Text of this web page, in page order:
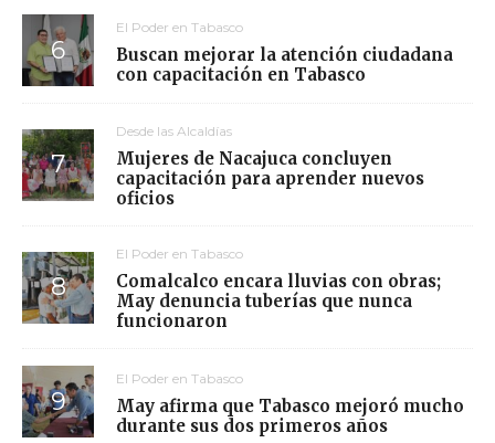
El Poder en Tabasco
Buscan mejorar la atención ciudadana
con capacitación en Tabasco
Desde las Alcaldías
Mujeres de Nacajuca concluyen
capacitación para aprender nuevos
oficios
El Poder en Tabasco
Comalcalco encara lluvias con obras;
May denuncia tuberías que nunca
funcionaron
El Poder en Tabasco
May afirma que Tabasco mejoró mucho
durante sus dos primeros años